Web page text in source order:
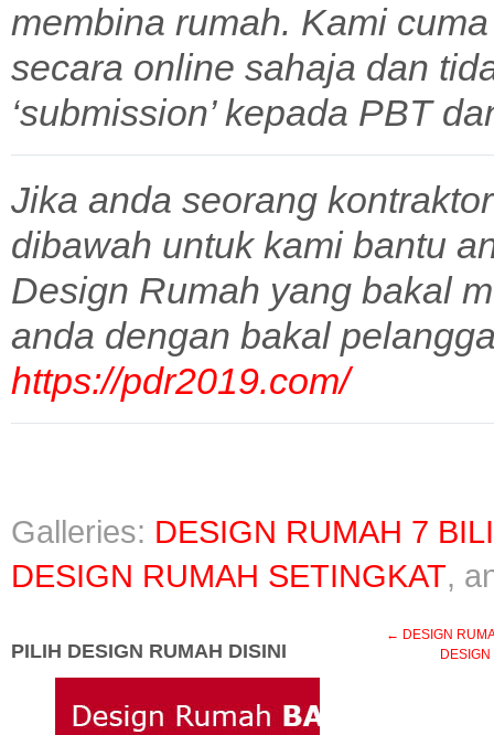
membina rumah. Kami
secara online sahaja dan
‘submission’ kepada PBT
Jika anda seorang
dibawah untuk kami bantu
Design Rumah yang bakal
anda dengan bakal
https://pdr2019.com/
Galleries: DESIGN RUMAH 7
DESIGN RUMAH SETINGKAT,
← DESIGN
PILIH DESIGN RUMAH DISINI